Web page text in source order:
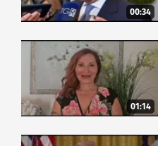
00:34
01:14